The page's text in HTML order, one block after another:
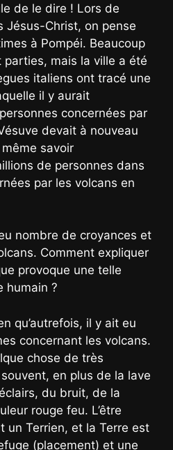
de le dire ! Lors de
Jésus-Christ, on pense
à Pompéi. Beaucoup
mais la ville a été
italiens ont tracé une
il y aurait
concernées par
devait à nouveau
savoir
de personnes dans
par les volcans en
nombre de croyances et
Comment expliquer
provoque une telle
humain ?
qu’autrefois, il y ait eu
concernant les volcans.
chose de très
en plus de la lave
du bruit, de la
rouge feu. L’être
un Terrien, et la Terre est
(placement) et une